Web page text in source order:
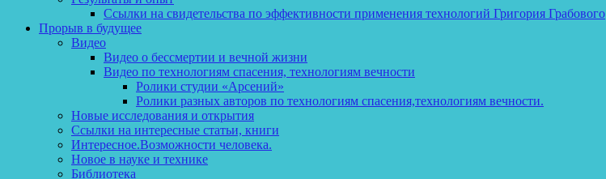
Ссылки на свидетельства по эффективности применения технологий Григория Грабового
Прорыв в будущее
Видео
Видео о бессмертии и вечной жизни
Видео по технологиям спасения, технологиям вечности
Ролики студии «Арсений»
Ролики разных авторов по технологиям спасения,технологиям вечности.
Новые исследования и открытия
Ссылки на интересные статьи, книги
Интересное.Возможности человека.
Новое в науке и технике
Библиотека